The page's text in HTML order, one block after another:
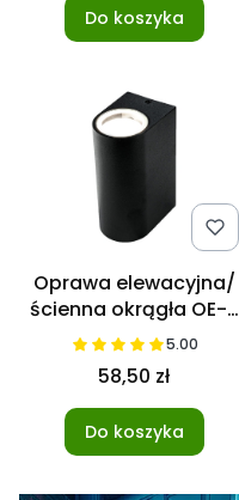
Do koszyka
Oprawa elewacyjna/
ścienna okrągła OE-9
na GU10 IP44 czarna
5.00
58,50 zł
Do koszyka